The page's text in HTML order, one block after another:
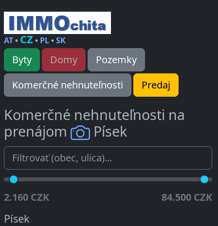
AT• CZ • PL•SK
Byty Domy
Pozemky
Komerčné nehnuteľnosti
Predaj
Komerčné nehnuteľnosti na
prenájom
Písek
2.160 CZK 84.500 CZK
Písek